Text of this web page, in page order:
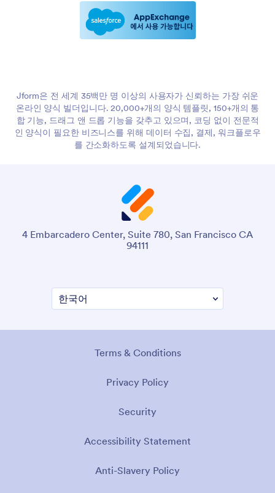
Jform은 전 세계 35백만 명 이상의 사용자가 신뢰하는 가장 쉬운
온라인 양식 빌더입니다. 20,000+개의 양식 템플릿, 150+개의 통
합 기능, 드래그 앤 드롭 기능을 갖추고 있으며, 코딩 없이 전문적
인 양식이 필요한 비즈니스를 위해 데이터 수집, 결제, 워크플로우
를 간소화하도록 설계되었습니다.
4 Embarcadero Center, Suite 780, San Francisco CA
94111
Terms & Conditions
Privacy Policy
Security
Accessibility Statement
Anti-Slavery Policy